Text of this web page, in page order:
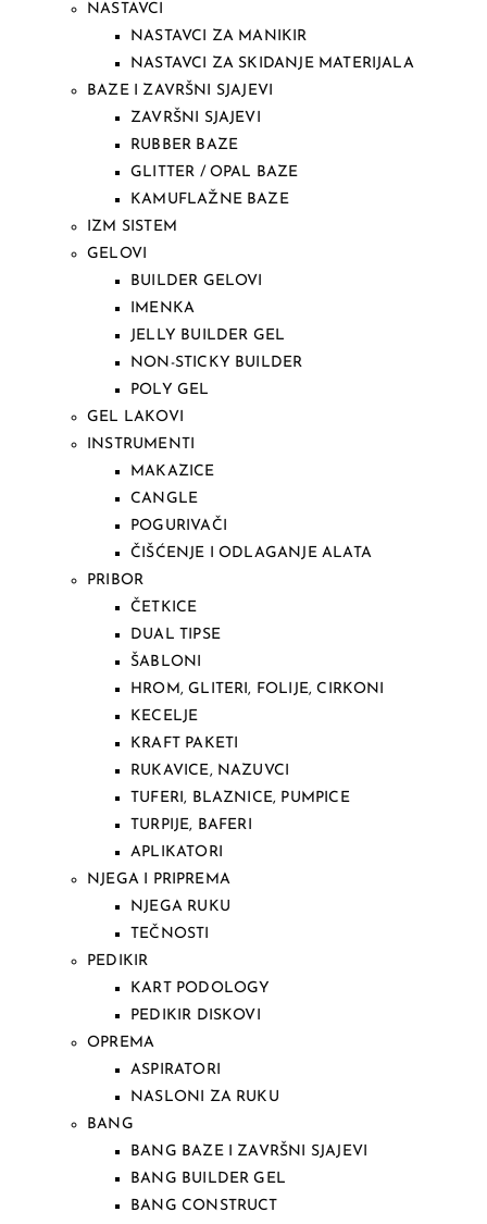
NASTAVCI
NASTAVCI ZA MANIKIR
NASTAVCI ZA SKIDANJE MATERIJALA
BAZE I ZAVRŠNI SJAJEVI
ZAVRŠNI SJAJEVI
RUBBER BAZE
GLITTER / OPAL BAZE
KAMUFLAŽNE BAZE
IZM SISTEM
GELOVI
BUILDER GELOVI
IMENKA
JELLY BUILDER GEL
NON-STICKY BUILDER
POLY GEL
GEL LAKOVI
INSTRUMENTI
MAKAZICE
CANGLE
POGURIVAČI
ČIŠĆENJE I ODLAGANJE ALATA
PRIBOR
ČETKICE
DUAL TIPSE
ŠABLONI
HROM, GLITERI, FOLIJE, CIRKONI
KECELJE
KRAFT PAKETI
RUKAVICE, NAZUVCI
TUFERI, BLAZNICE, PUMPICE
TURPIJE, BAFERI
APLIKATORI
NJEGA I PRIPREMA
NJEGA RUKU
TEČNOSTI
PEDIKIR
KART PODOLOGY
PEDIKIR DISKOVI
OPREMA
ASPIRATORI
NASLONI ZA RUKU
BANG
BANG BAZE I ZAVRŠNI SJAJEVI
BANG BUILDER GEL
BANG CONSTRUCT